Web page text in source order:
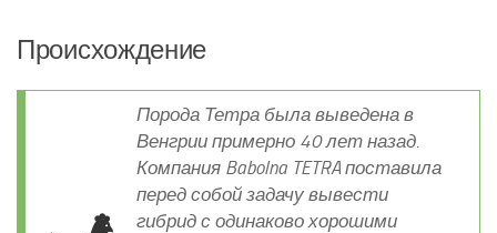
Происхождение
Порода Тетра была выведена в
Венгрии примерно 40 лет назад.
Компания Babolna TETRA поставила
перед собой задачу вывести
гибрид с одинаково хорошими